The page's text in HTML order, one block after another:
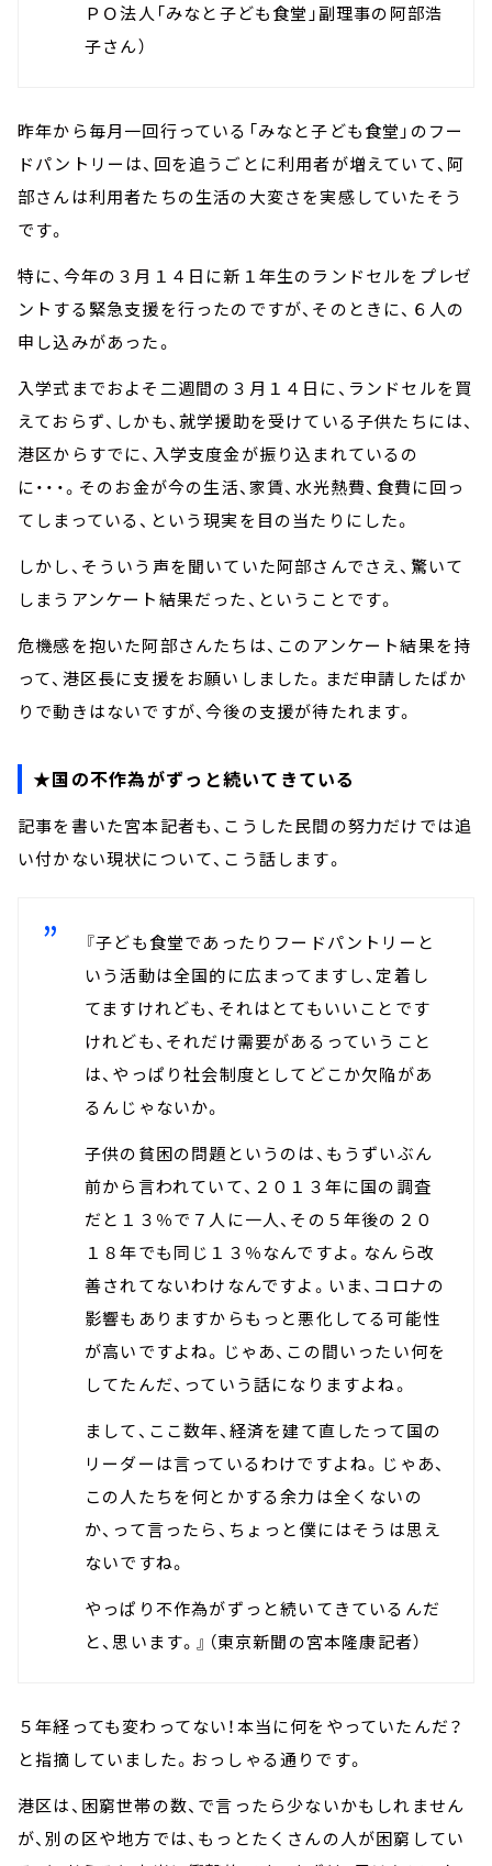
ＰＯ法人「みなと子ども食堂」副理事の阿部浩
子さん）
昨年から毎月一回行っている「みなと子ども食堂」のフー
ドパントリーは、回を追うごとに利用者が増えていて、阿
部さんは利用者たちの生活の大変さを実感していたそう
です。
特に、今年の３月１４日に新１年生のランドセルをプレゼ
ントする緊急支援を行ったのですが、そのときに、６人の
申し込みがあった。
入学式までおよそ二週間の３月１４日に、ランドセルを買
えておらず、しかも、就学援助を受けている子供たちには、
港区からすでに、入学支度金が振り込まれているの
に・・・。そのお金が今の生活、家賃、水光熱費、食費に回っ
てしまっている、という現実を目の当たりにした。
しかし、そういう声を聞いていた阿部さんでさえ、驚いて
しまうアンケート結果だった、ということです。
危機感を抱いた阿部さんたちは、このアンケート結果を持
って、港区長に支援をお願いしました。まだ申請したばか
りで動きはないですが、今後の支援が待たれます。
★国の不作為がずっと続いてきている
記事を書いた宮本記者も、こうした民間の努力だけでは追
い付かない現状について、こう話します。
『子ども食堂であったりフードパントリーと
いう活動は全国的に広まってますし、定着し
てますけれども、それはとてもいいことです
けれども、それだけ需要があるっていうこと
は、やっぱり社会制度としてどこか欠陥があ
るんじゃないか。
子供の貧困の問題というのは、もうずいぶん
前から言われていて、２０１３年に国の調査
だと１３％で７人に一人、その５年後の２０
１８年でも同じ１３％なんですよ。なんら改
善されてないわけなんですよ。いま、コロナの
影響もありますからもっと悪化してる可能性
が高いですよね。じゃあ、この間いったい何を
してたんだ、っていう話になりますよね。
まして、ここ数年、経済を建て直したって国の
リーダーは言っているわけですよね。じゃあ、
この人たちを何とかする余力は全くないの
か、って言ったら、ちょっと僕にはそうは思え
ないですね。
やっぱり不作為がずっと続いてきているんだ
と、思います。』（東京新聞の宮本隆康記者）
５年経っても変わってない！本当に何をやっていたんだ？
と指摘していました。おっしゃる通りです。
港区は、困窮世帯の数、で言ったら少ないかもしれません
が、別の区や地方では、もっとたくさんの人が困窮してい